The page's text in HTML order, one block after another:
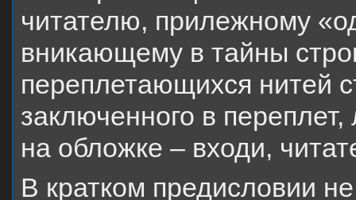
читателю, прилежному
вникающему в тайны
переплетающихся нитей
заключенного в
на обложке – входи,
В кратком предисловии